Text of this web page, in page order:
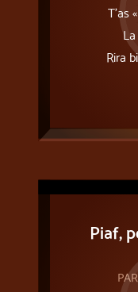
T’as
Rira
Piaf,